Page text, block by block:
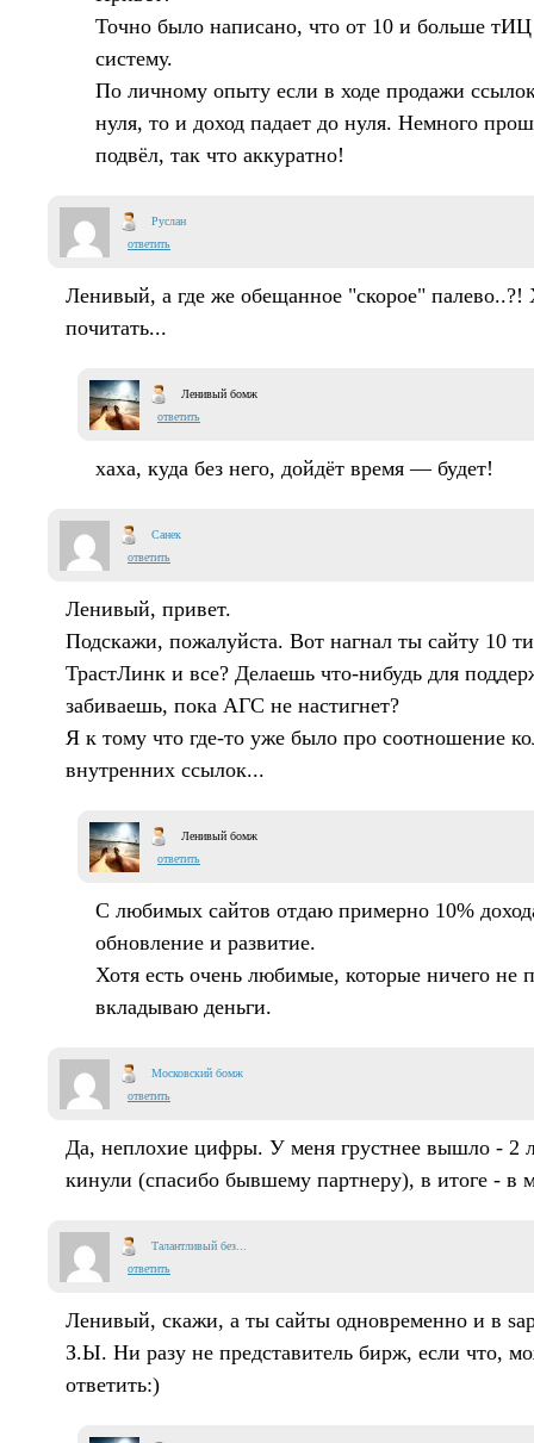
Точно было написано, что от 10 и больше тИЦ
систему.
По личному опыту если в ходе продажи
нуля, то и доход падает до нуля. Немного
подвёл, так что аккуратно!
Руслан
ответить
Ленивый, а где же обещанное "скорое" палево..?!
почитать...
Ленивый бомж
ответить
хаха, куда без него, дойдёт время — будет!
Санек
ответить
Ленивый, привет.
Подскажи, пожалуйста. Вот нагнал ты сайту 10
ТрастЛинк и все? Делаешь что-нибудь для
забиваешь, пока АГС не настигнет?
Я к тому что где-то уже было про соотношение
внутренних ссылок...
Ленивый бомж
ответить
С любимых сайтов отдаю примерно 10%
обновление и развитие.
Хотя есть очень любимые, которые ничего не
вкладываю деньги.
Московский бомж
ответить
Да, неплохие цифры. У меня грустнее вышло - 2
кинули (спасибо бывшему партнеру), в итоге - в
Талантливый без...
ответить
Ленивый, скажи, а ты сайты одновременно и в
З.Ы. Ни разу не представитель бирж, если что,
ответить:)